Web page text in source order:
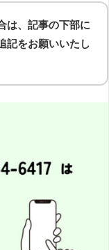
は、記事の下部に
記をお願いいたし